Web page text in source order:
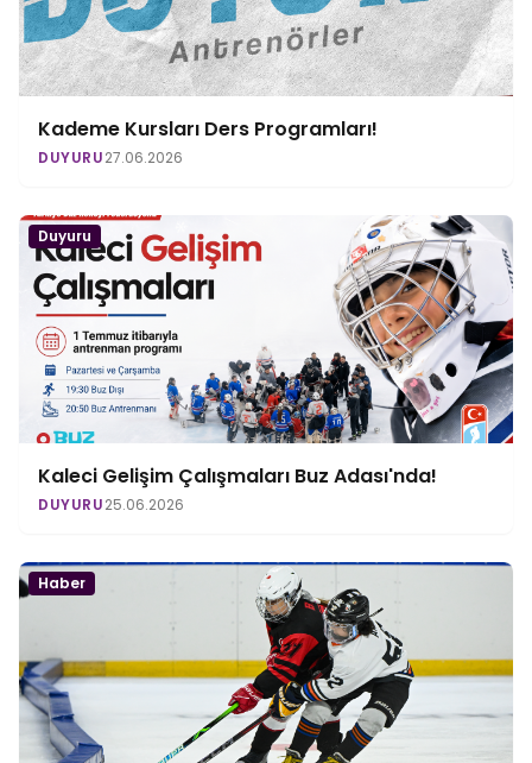
Kademe Kursları Ders Programları!
DUYURU27.06.2026
Duyuru
Kaleci Gelişim Çalışmaları Buz Adası'nda!
DUYURU25.06.2026
Haber